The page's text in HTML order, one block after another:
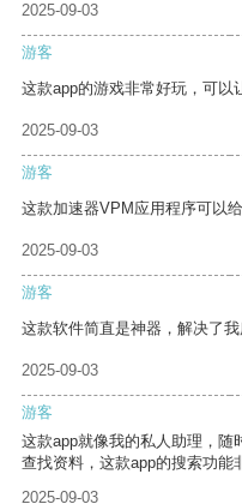
2025-09-03
游客
这款app的游戏非常好玩，可以
2025-09-03
游客
这款加速器VPM应用程序可以
2025-09-03
游客
这款软件简直是神器，解决了我
2025-09-03
游客
这款app就像我的私人助理，随
查找资料，这款app的搜索功能
2025-09-03